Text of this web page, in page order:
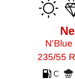
N'Blue
235/55
C